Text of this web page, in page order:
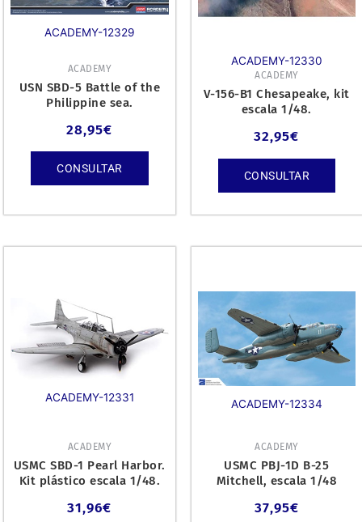
ACADEMY-12329
ACADEMY
USN SBD-5 Battle of the
Philippine sea.
28,95€
CONSULTAR
ACADEMY-12330
ACADEMY
V-156-B1 Chesapeake, kit
escala 1/48.
32,95€
CONSULTAR
ACADEMY-12331
ACADEMY
USMC SBD-1 Pearl Harbor.
Kit plástico escala 1/48.
31,96€
ACADEMY-12334
ACADEMY
USMC PBJ-1D B-25
Mitchell, escala 1/48
37,95€